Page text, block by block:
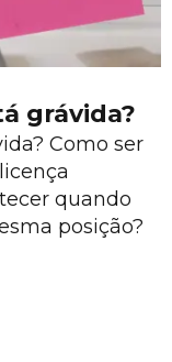
grávida?
Como ser
quando
posição?